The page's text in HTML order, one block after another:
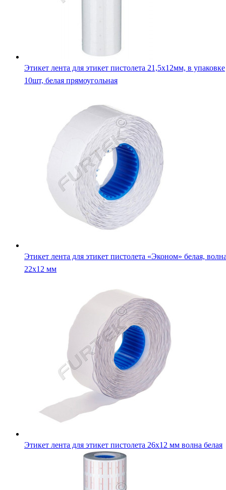
Этикет лента для этикет пистолета 21,5х12мм, в упаковке
10шт, белая прямоугольная
Этикет лента для этикет пистолета «Эконом» белая,
22х12 мм
Этикет лента для этикет пистолета 26х12 мм волна белая